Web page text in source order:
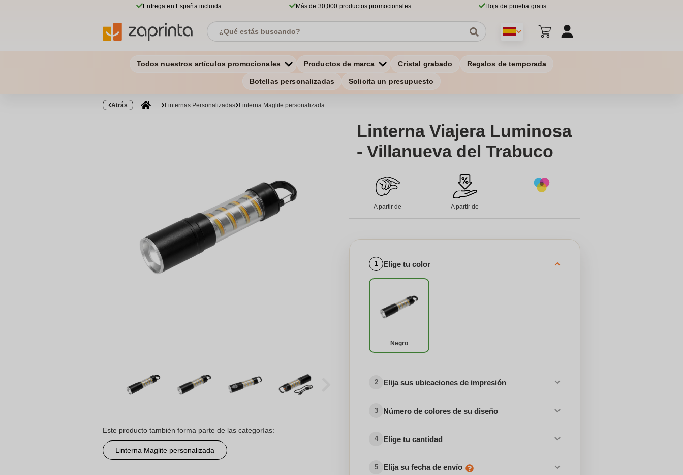
Entrega en España incluida Más de 30,000 productos promocionales Hoja de prueba gratis
Todos nuestros artículos promocionales Productos de marca Cristal grabado Regalos de temporada
Botellas personalizadas Solicita un presupuesto
Atrás Linternas Personalizadas Linterna Maglite personalizada
Este producto también forma parte de las categorías:
Linterna Maglite personalizada
Linterna Viajera Luminosa
- Villanueva del Trabuco
A partir de A partir de
1 Elige tu color
Negro
2 Elija sus ubicaciones de impresión
3 Número de colores de su diseño
4 Elige tu cantidad
5 Elija su fecha de envío